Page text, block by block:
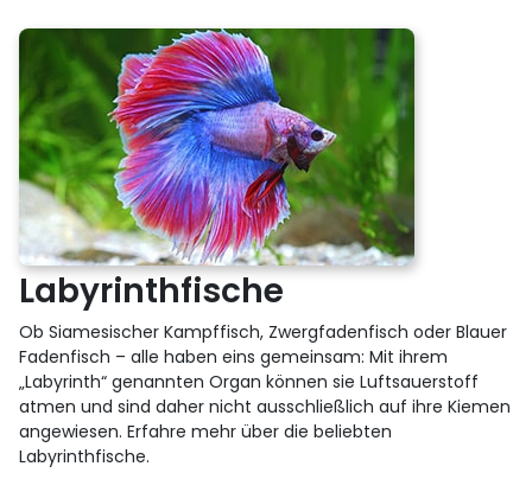
Labyrinthfische
Ob Siamesischer Kampffisch, Zwergfadenfisch oder Blauer
Fadenfisch – alle haben eins gemeinsam: Mit ihrem
„Labyrinth“ genannten Organ können sie Luftsauerstoff
atmen und sind daher nicht ausschließlich auf ihre Kiemen
angewiesen. Erfahre mehr über die beliebten
Labyrinthfische.